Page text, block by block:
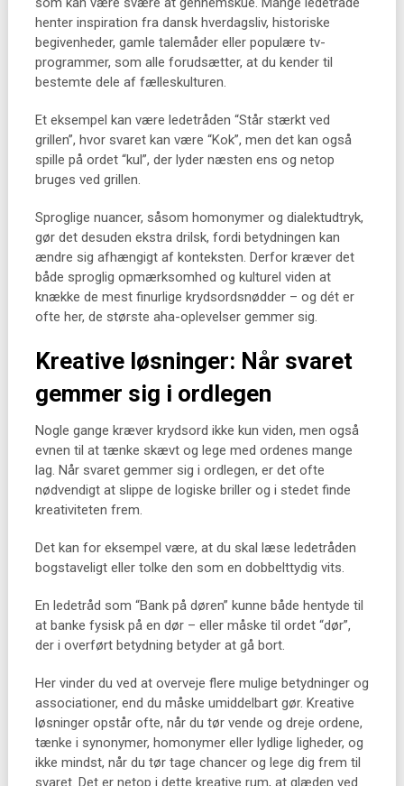
henter inspiration fra dansk hverdagsliv, historiske
begivenheder, gamle talemåder eller populære tv-
programmer, som alle forudsætter, at du kender til
bestemte dele af fælleskulturen.
Et eksempel kan være ledetråden “Står stærkt ved
grillen”, hvor svaret kan være “Kok”, men det kan også
spille på ordet “kul”, der lyder næsten ens og netop
bruges ved grillen.
Sproglige nuancer, såsom homonymer og dialektudtryk,
gør det desuden ekstra drilsk, fordi betydningen kan
ændre sig afhængigt af konteksten. Derfor kræver det
både sproglig opmærksomhed og kulturel viden at
knække de mest finurlige krydsordsnødder – og dét er
ofte her, de største aha-oplevelser gemmer sig.
Kreative løsninger: Når svaret
gemmer sig i ordlegen
Nogle gange kræver krydsord ikke kun viden, men også
evnen til at tænke skævt og lege med ordenes mange
lag. Når svaret gemmer sig i ordlegen, er det ofte
nødvendigt at slippe de logiske briller og i stedet finde
kreativiteten frem.
Det kan for eksempel være, at du skal læse ledetråden
bogstaveligt eller tolke den som en dobbelttydig vits.
En ledetråd som “Bank på døren” kunne både hentyde til
at banke fysisk på en dør – eller måske til ordet “dør”,
der i overført betydning betyder at gå bort.
Her vinder du ved at overveje flere mulige betydninger og
associationer, end du måske umiddelbart gør. Kreative
løsninger opstår ofte, når du tør vende og dreje ordene,
tænke i synonymer, homonymer eller lydlige ligheder, og
ikke mindst, når du tør tage chancer og lege dig frem til
svaret. Det er netop i dette kreative rum, at glæden ved